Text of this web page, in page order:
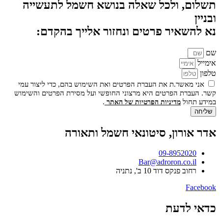
תשלום, ולכל שאלה בנושא חשמל לתעשייה
ובניין
נא להשאיר פרטים ונחזור אלייך בהקדם:
שם
אימייל
טלפון
אני מאשר.ת את העברת הפרטים ואת השימוש בהם, כדי ליצור עמי
קשר. העברת הפרטים היא מרצוני החופשי ועל מסירת הפרטים והשימוש
במידע תחול מדיניות הפרטיות של האתר .
שליחה
אדר אורון, סיטונאי חשמל ותאורה
09-8952020
Bar@adroron.co.il
רחוב פנקס דוד 10 ב', נתניה
Facebook
כדאי לדעת